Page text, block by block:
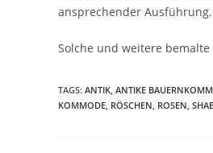
ansprechender Ausführung.
Solche und weitere bemalte
TAGS: ANTIK ANTIKE
KOMMODE RÖSCHEN ROSEN